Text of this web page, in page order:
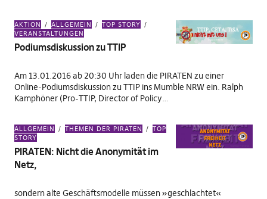
AKTION ALLGEMEIN
TOP STORY
VERANSTALTUNGEN
Podiumsdiskussion zu TTIP
Am 13.01.2016 ab 20:30 Uhr laden die PIRATEN zu einer
Online-Podiumsdiskussion zu TTIP ins Mumble NRW ein. Ralph
Kamphöner (Pro-TTIP, Director of Policy…
ALLGEMEIN THEMEN DER PIRATEN
TOP
STORY
PIRATEN: Nicht die Anonymität im
Netz,
sondern alte Geschäftsmodelle müssen »geschlachtet«